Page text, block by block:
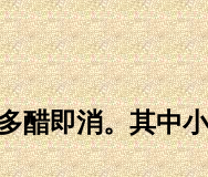
醋即消。其中